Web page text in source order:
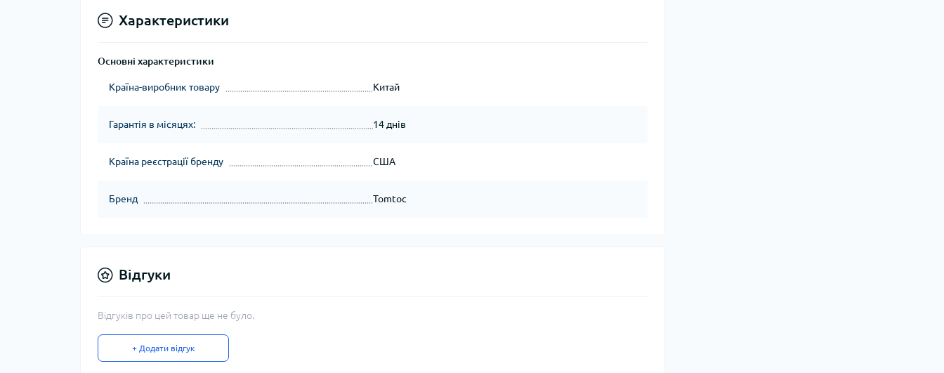
Характеристики
Основні характеристики
Країна-виробник товару Китай
Гарантія в місяцях: 14 днів
Країна реєстрації бренду США
Бренд Tomtoc
Відгуки
Відгуків про цей товар ще не було.
+ Додати відгук